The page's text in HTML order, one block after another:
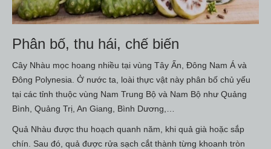
Tin tức
Liên hệ
Phân bố, thu hái, chế biến
Cây Nhàu mọc hoang nhiều tại vùng Tây Ấn, Đông Nam Á và
Đông Polynesia. Ở nước ta, loài thực vật này phân bố chủ yếu
tại các tỉnh thuộc vùng Nam Trung Bộ và Nam Bộ như Quảng
Bình, Quảng Trị, An Giang, Bình Dương,…
Quả Nhàu được thu hoạch quanh năm, khi quả già hoặc sắp
chín. Sau đó, quả được rửa sạch cắt thành từng khoanh tròn